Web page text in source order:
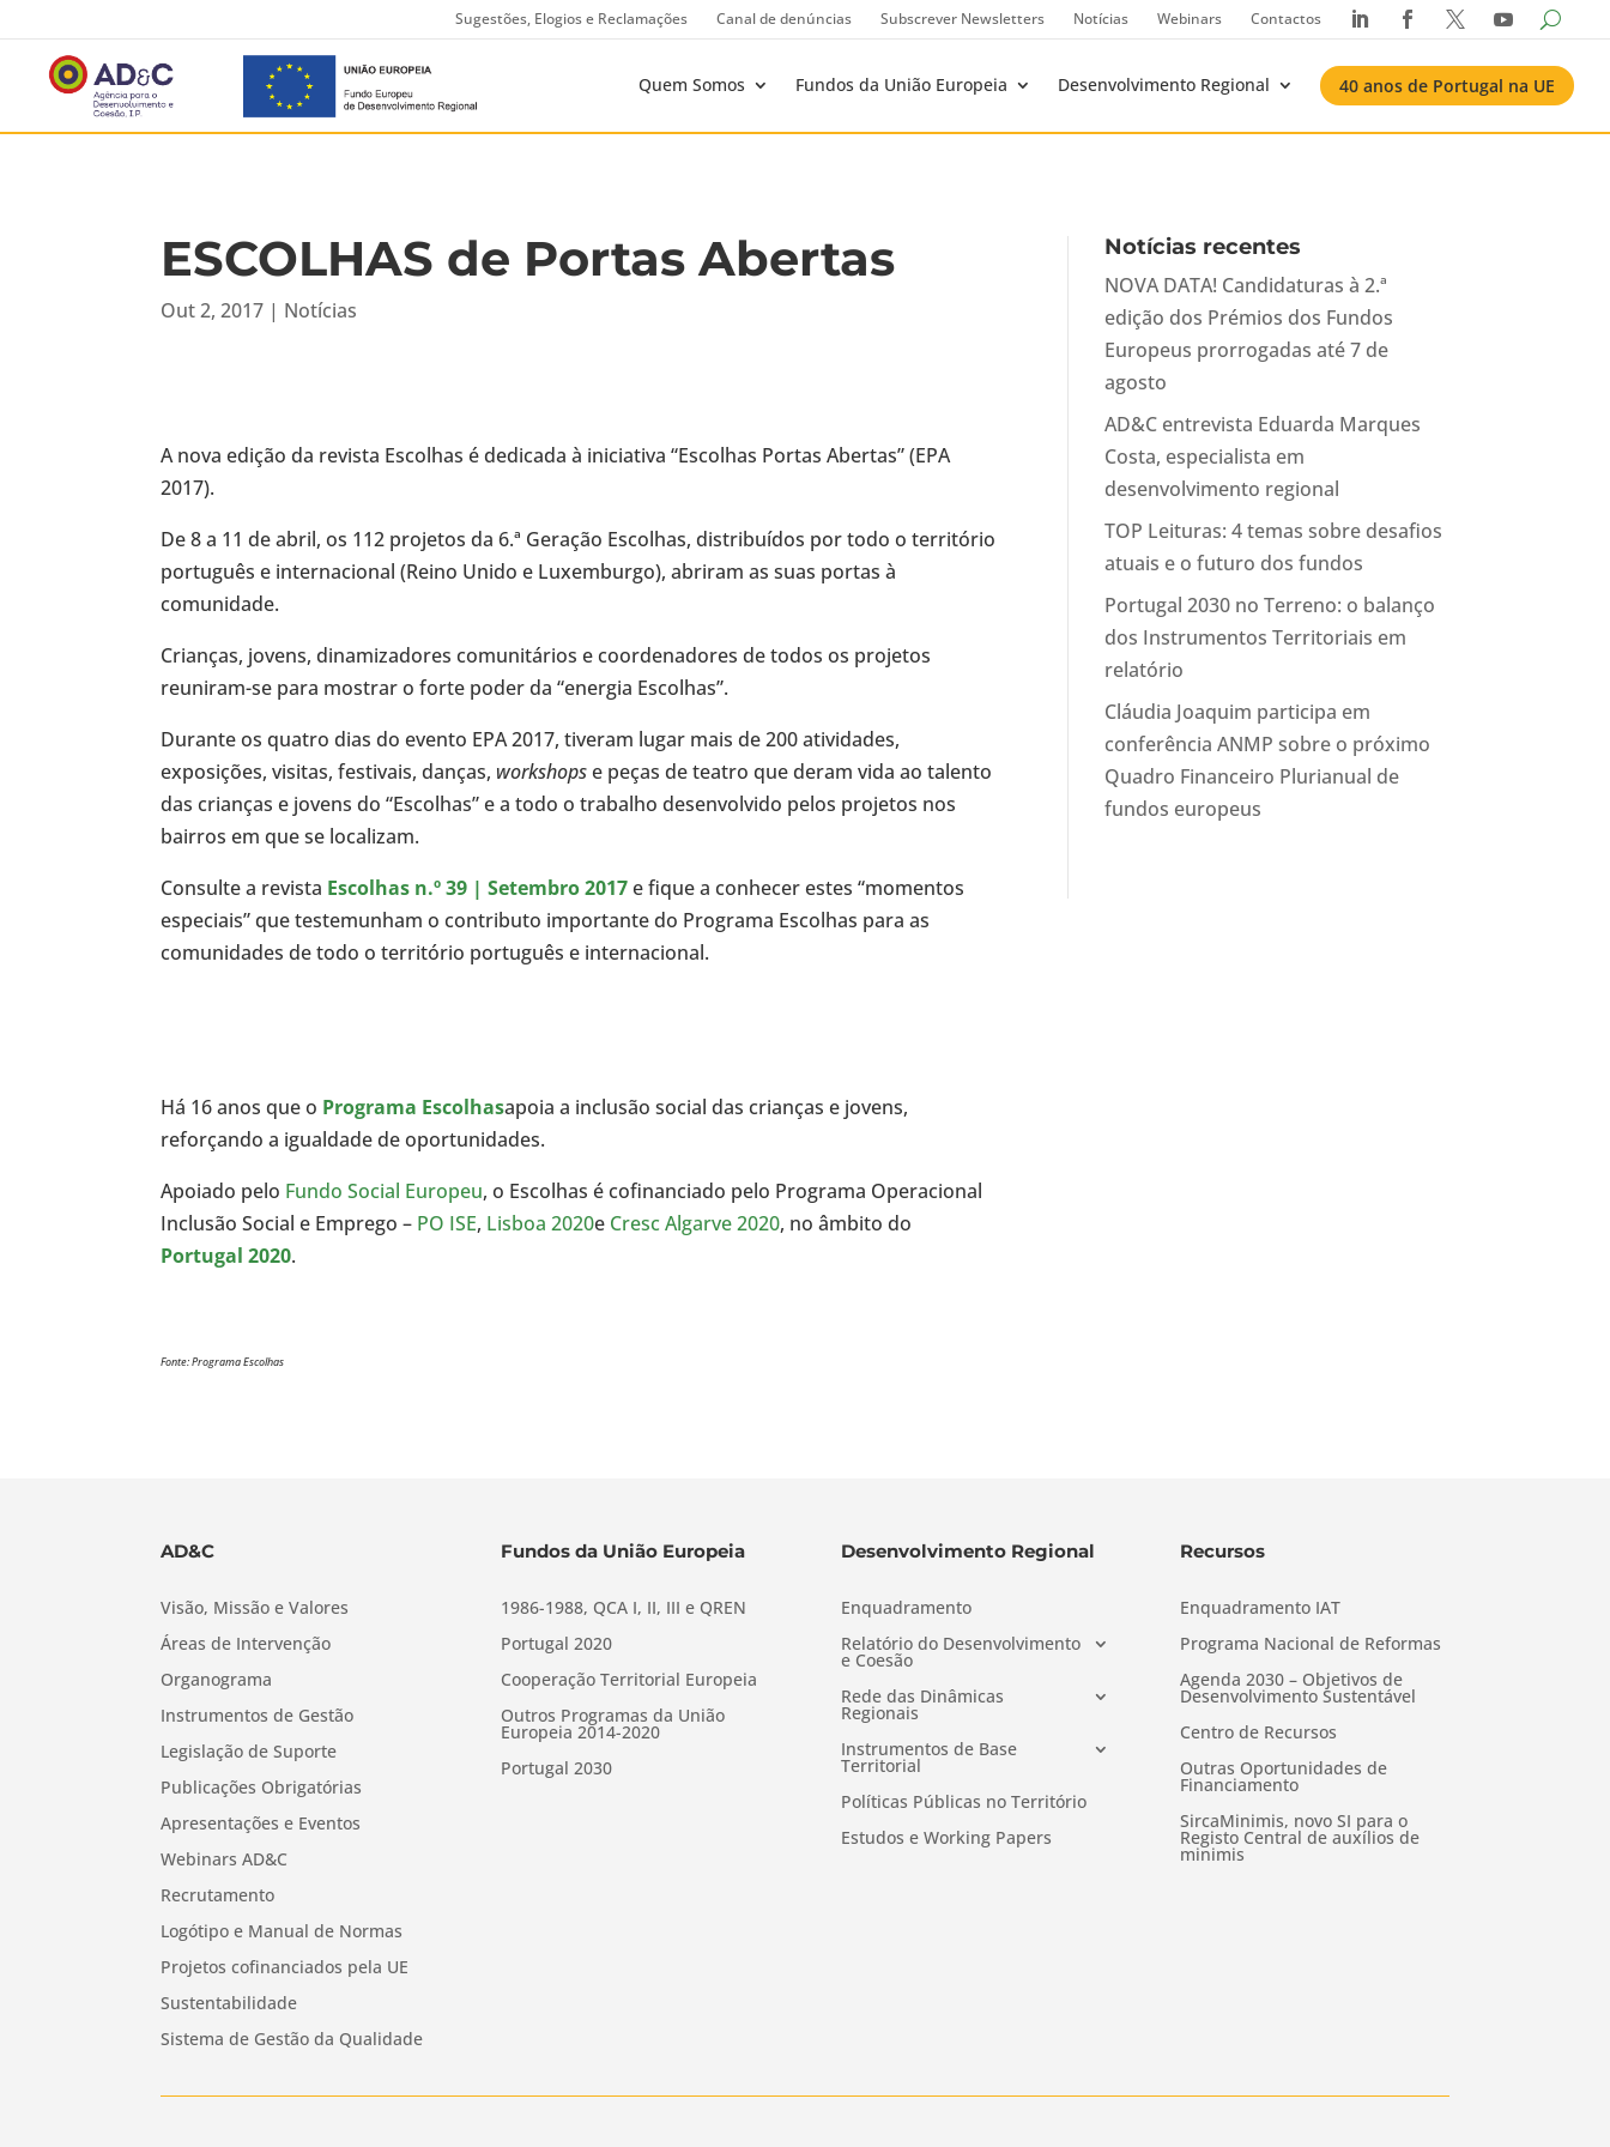
Sugestões, Elogios e Reclamações Canal de denúncias Subscrever Newsletters Notícias Webinars Contactos    
Quem Somos Fundos da União Europeia Desenvolvimento Regional 40 anos de Portugal na UE
ESCOLHAS de Portas Abertas
Out 2, 2017 | Notícias
A nova edição da revista Escolhas é dedicada à iniciativa “Escolhas Portas Abertas” (EPA
2017).
De 8 a 11 de abril, os 112 projetos da 6.ª Geração Escolhas, distribuídos por todo o território
português e internacional (Reino Unido e Luxemburgo), abriram as suas portas à
comunidade.
Crianças, jovens, dinamizadores comunitários e coordenadores de todos os projetos
reuniram-se para mostrar o forte poder da “energia Escolhas”.
Durante os quatro dias do evento EPA 2017, tiveram lugar mais de 200 atividades,
exposições, visitas, festivais, danças, workshopse peças de teatro que deram vida ao talento
das crianças e jovens do “Escolhas” e a todo o trabalho desenvolvido pelos projetos nos
bairros em que se localizam.
Consulte a revista Escolhas n.º 39 | Setembro 2017e fique a conhecer estes “momentos
especiais” que testemunham o contributo importante do Programa Escolhas para as
comunidades de todo o território português e internacional.
Há 16 anos que o Programa Escolhasapoia a inclusão social das crianças e jovens,
reforçando a igualdade de oportunidades.
Apoiado pelo Fundo Social Europeu, o Escolhas é cofinanciado pelo Programa Operacional
Inclusão Social e Emprego – PO ISE, Lisboa 2020e Cresc Algarve 2020, no âmbito do
Portugal 2020.
Fonte: Programa Escolhas
Notícias recentes
NOVA DATA! Candidaturas à 2.ª
edição dos Prémios dos Fundos
Europeus prorrogadas até 7 de
agosto
AD&C entrevista Eduarda Marques
Costa, especialista em
desenvolvimento regional
TOP Leituras: 4 temas sobre desafios
atuais e o futuro dos fundos
Portugal 2030 no Terreno: o balanço
dos Instrumentos Territoriais em
relatório
Cláudia Joaquim participa em
conferência ANMP sobre o próximo
Quadro Financeiro Plurianual de
fundos europeus
AD&C
Visão, Missão e Valores
Áreas de Intervenção
Organograma
Instrumentos de Gestão
Legislação de Suporte
Publicações Obrigatórias
Apresentações e Eventos
Webinars AD&C
Recrutamento
Logótipo e Manual de Normas
Projetos cofinanciados pela UE
Sustentabilidade
Sistema de Gestão da Qualidade
Fundos da União Europeia
1986-1988, QCA I, II, III e QREN
Portugal 2020
Cooperação Territorial Europeia
Outros Programas da União
Europeia 2014-2020
Portugal 2030
Desenvolvimento Regional
Enquadramento
Relatório do Desenvolvimento
e Coesão
Rede das Dinâmicas
Regionais
Instrumentos de Base
Territorial
Políticas Públicas no Território
Estudos e Working Papers
Recursos
Enquadramento IAT
Programa Nacional de Reformas
Agenda 2030 – Objetivos de
Desenvolvimento Sustentável
Centro de Recursos
Outras Oportunidades de
Financiamento
SircaMinimis, novo SI para o
Registo Central de auxílios de
minimis